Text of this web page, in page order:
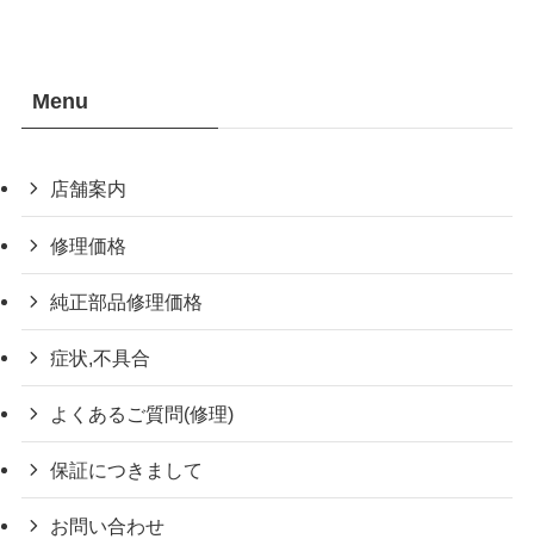
Menu
店舗案内
修理価格
純正部品修理価格
症状,不具合
よくあるご質問(修理)
保証につきまして
お問い合わせ